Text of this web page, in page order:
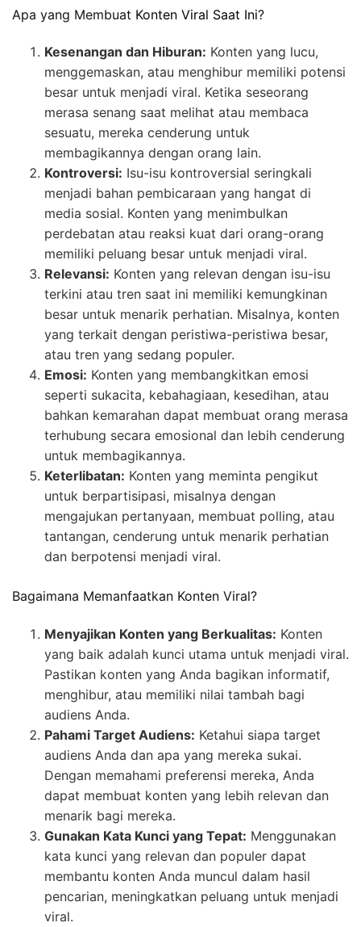
Apa yang Membuat Konten Viral Saat Ini?
Kesenangan dan Hiburan: Konten yang lucu,
menggemaskan, atau menghibur memiliki potensi
besar untuk menjadi viral. Ketika seseorang
merasa senang saat melihat atau membaca
sesuatu, mereka cenderung untuk
membagikannya dengan orang lain.
Kontroversi: Isu-isu kontroversial seringkali
menjadi bahan pembicaraan yang hangat di
media sosial. Konten yang menimbulkan
perdebatan atau reaksi kuat dari orang-orang
memiliki peluang besar untuk menjadi viral.
Relevansi: Konten yang relevan dengan isu-isu
terkini atau tren saat ini memiliki kemungkinan
besar untuk menarik perhatian. Misalnya, konten
yang terkait dengan peristiwa-peristiwa besar,
atau tren yang sedang populer.
Emosi: Konten yang membangkitkan emosi
seperti sukacita, kebahagiaan, kesedihan, atau
bahkan kemarahan dapat membuat orang merasa
terhubung secara emosional dan lebih cenderung
untuk membagikannya.
Keterlibatan: Konten yang meminta pengikut
untuk berpartisipasi, misalnya dengan
mengajukan pertanyaan, membuat polling, atau
tantangan, cenderung untuk menarik perhatian
dan berpotensi menjadi viral.
Bagaimana Memanfaatkan Konten Viral?
Menyajikan Konten yang Berkualitas: Konten
yang baik adalah kunci utama untuk menjadi viral.
Pastikan konten yang Anda bagikan informatif,
menghibur, atau memiliki nilai tambah bagi
audiens Anda.
Pahami Target Audiens: Ketahui siapa target
audiens Anda dan apa yang mereka sukai.
Dengan memahami preferensi mereka, Anda
dapat membuat konten yang lebih relevan dan
menarik bagi mereka.
Gunakan Kata Kunci yang Tepat: Menggunakan
kata kunci yang relevan dan populer dapat
membantu konten Anda muncul dalam hasil
pencarian, meningkatkan peluang untuk menjadi
viral.